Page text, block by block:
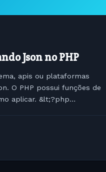
Json no PHP
apis ou plataformas
O PHP possui funções de
aplicar. &lt;?php